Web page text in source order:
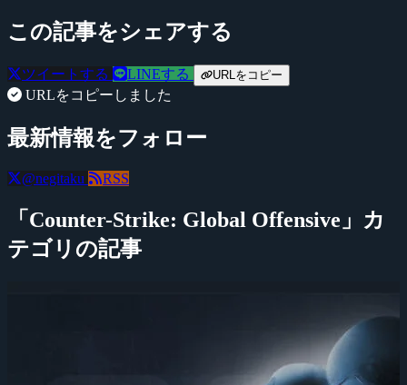
この記事をシェアする
ツイートする LINEする URLをコピー
URLをコピーしました
最新情報をフォロー
@negitaku RSS
「Counter-Strike: Global Offensive」カ
テゴリの記事